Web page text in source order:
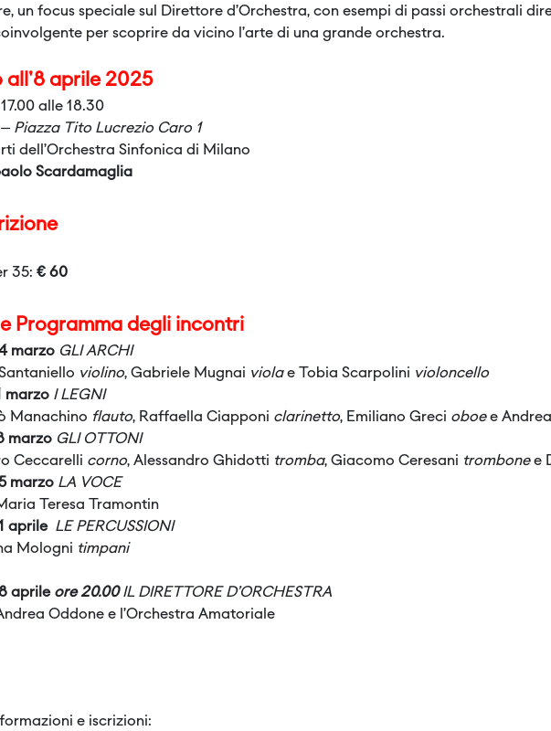
un focus speciale sul Direttore d’Orchestra, con esempi di passi orchestrali
per scoprire da vicino l’arte di una grande orchestra.
all'8 aprile 2025
alle 18.30
Piazza Tito Lucrezio Caro 1
dell’Orchestra Sinfonica di Milano
Scardamaglia
35: € 60
Programma degli incontri
marzoGLI ARCHI
violino, Gabriele Mugnai violae Tobia Scarpolini violoncello
marzo I LEGNI
Manachino flauto, Raffaella Ciapponi clarinetto, Emiliano Greci oboee
marzo GLI OTTONI
Ceccarelli corno, Alessandro Ghidotti tromba, Giacomo Ceresani trombonee
marzoLA VOCE
Teresa Tramontin
aprile LE PERCUSSIONI
Mologni timpani
aprileore 20.00 IL DIRETTORE D’ORCHESTRA
Oddone e l’Orchestra Amatoriale
e iscrizioni: